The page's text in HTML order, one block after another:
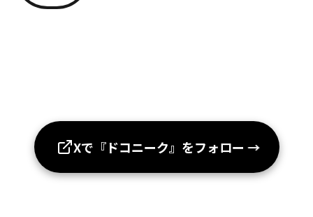
Xで『ドコニーク』をフォロー →